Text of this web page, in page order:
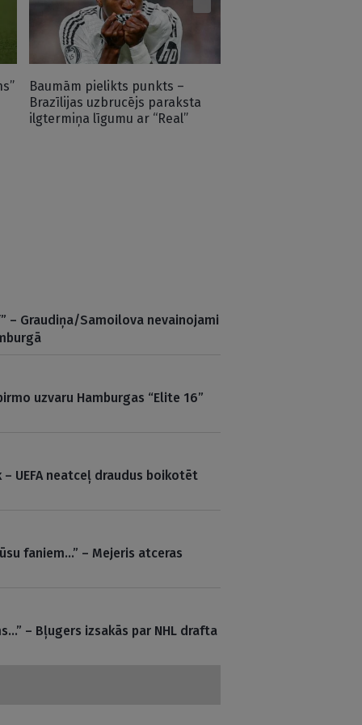
Baumām pielikts punkts –
Brazīlijas uzbrucējs paraksta
ilgtermiņa līgumu ar “Real”
– Graudiņa/Samoilova nevainojami
uzvaru Hamburgas “Elite 16”
UEFA neatceļ draudus boikotēt
faniem…” – Mejeris atceras
– Bļugers izsakās par NHL drafta